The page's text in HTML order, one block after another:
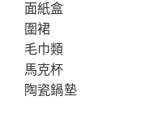
面紙盒
圍裙
毛巾類
馬克杯
陶瓷鍋墊